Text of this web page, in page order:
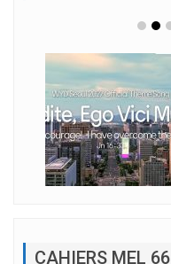
CAHIERS MEL 66